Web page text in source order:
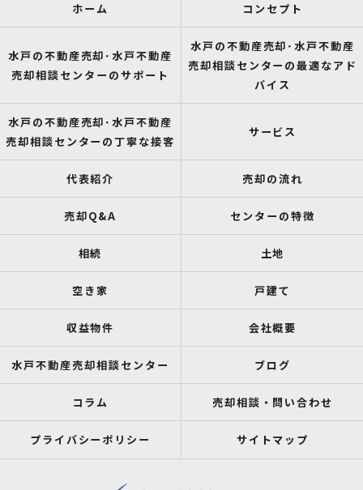
ホーム コンセプト
水戸の不動産売却･水戸不動産
売却相談センターのサポート
水戸の不動産売却･水戸不動産
売却相談センターの最適なアド
バイス
水戸の不動産売却･水戸不動産
売却相談センターの丁寧な接客
サービス
代表紹介 売却の流れ
売却Q&A センターの特徴
相続 土地
空き家 戸建て
収益物件 会社概要
水戸不動産売却相談センター ブログ
コラム 売却相談・問い合わせ
プライバシーポリシー サイトマップ